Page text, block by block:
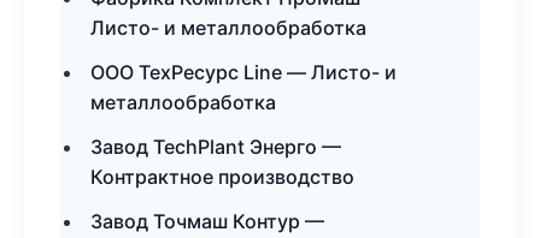
Листо- и металлообработка
ООО ТехРесурс Line — Листо- и
металлообработка
Завод TechPlant Энерго —
Контрактное производство
Завод Точмаш Контур —